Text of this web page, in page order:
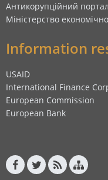
Антикорупційний портал
Міністерство
Information
USAID
International Finance
European Commission
European Bank